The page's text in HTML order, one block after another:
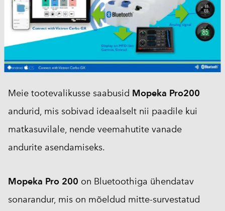
Meie tootevalikusse saabusid Mopeka Pro200
andurid, mis sobivad ideaalselt nii paadile kui
matkasuvilale, nende veemahutite vanade
andurite asendamiseks.
Mopeka Pro 200 on Bluetoothiga ühendatav
sonarandur, mis on mõeldud mitte-survestatud